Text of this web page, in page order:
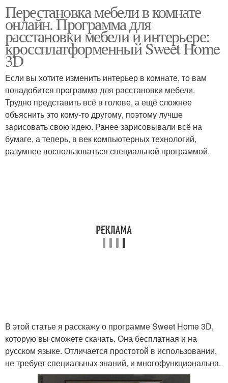
Перестановка мебели в комнате
онлайн. Программа для
расстановки мебели и интерьере:
кроссплатформенный Sweet Home
3D
Если вы хотите изменить интерьер в комнате, то вам
понадобится программа для расстановки мебели.
Трудно представить всё в голове, а ещё сложнее
объяснить это кому-то другому, поэтому лучше
зарисовать свою идею. Ранее зарисовывали всё на
бумаге, а теперь, в век компьютерных технологий,
разумнее воспользоваться специальной программой.
В этой статье я расскажу о программе Sweet Home 3D,
которую вы сможете скачать. Она бесплатная и на
русском языке. Отличается простотой в использовании,
не требует специальных знаний, и многофункциональна.